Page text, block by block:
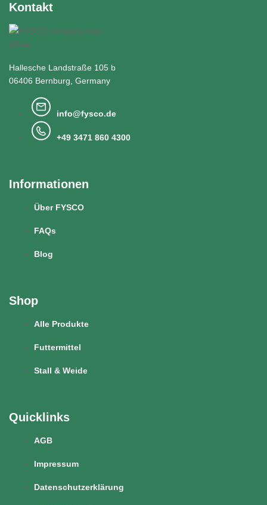
Kontakt
Hallesche Landstraße 105 b
06406 Bernburg, Germany
info@fysco.de
+49 3471 860 4300
Informationen
Über FYSCO
FAQs
Blog
Shop
Alle Produkte
Futtermittel
Stall & Weide
Quicklinks
AGB
Impressum
Datenschutzerklärung